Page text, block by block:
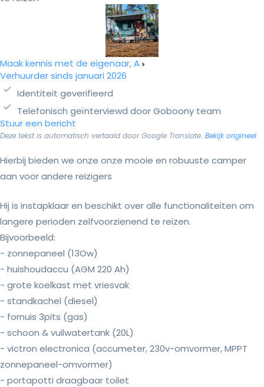
Maak kennis met de eigenaar, A
Verhuurder sinds januari 2026
Identiteit geverifieerd
Telefonisch geïnterviewd door Goboony team
Stuur een bericht
Deze tekst is automatisch vertaald door Google Translate. Bekijk origineel
Hierbij bieden we onze onze mooie en robuuste camper
aan voor andere reizigers
Hij is instapklaar en beschikt over alle functionaliteiten om
langere perioden zelfvoorzienend te reizen.
Bijvoorbeeld:
- zonnepaneel (13Ow)
- huishoudaccu (AGM 220 Ah)
- grote koelkast met vriesvak
- standkachel (diesel)
- fornuis 3pits (gas)
- schoon & vuilwatertank (20L)
- victron electronica (accumeter, 230v-omvormer, MPPT
zonnepaneel-omvormer)
- portapotti draagbaar toilet